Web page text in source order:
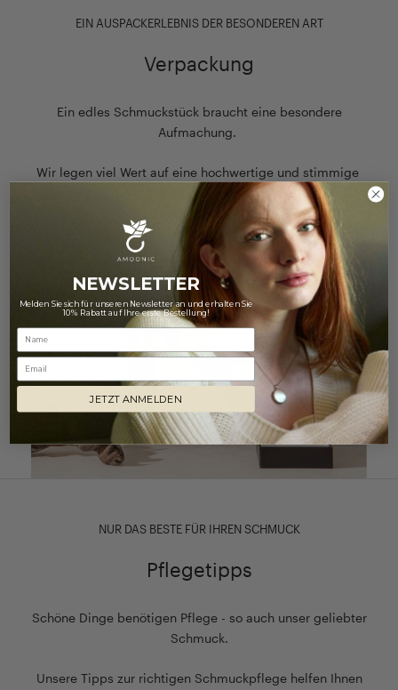
EIN AUSPACKERLEBNIS DER BESONDEREN ART
Verpackung
Ein edles Schmuckstück braucht eine besondere
Aufmachung.
Wir legen viel Wert auf eine hochwertige und stimmige
Verpackung, die das Auspackerlebnis zu etwas ganz
Besonderem macht.
Zu unserer Verpackung
NUR DAS BESTE FÜR IHREN SCHMUCK
Pflegetipps
Schöne Dinge benötigen Pflege - so auch unser geliebter
Schmuck.
Unsere Tipps zur richtigen Schmuckpflege helfen Ihnen
NEWSLETTER
Melden Sie sich für unseren Newsletter an und erhalten Sie
10% Rabatt auf Ihre erste Bestellung!
Email
JETZT ANMELDEN